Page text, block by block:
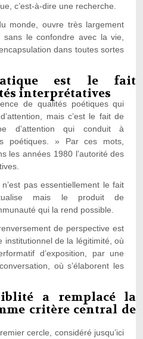
c’est-à-dire une recherche.
monde, ouvre très largement
le confondre avec la vie,
dans toutes sortes
est le fait
interprétatives
de qualités poétiques qui
mais c’est le fait de
d’attention qui conduit à
poétiques. » Par ces mots,
les années 1980 l’autorité des
pas essentiellement le fait
mais le produit de
qui la rend possible.
de perspective est
institutionnel de la légitimité, où
d’exposition, par une
où s’élaborent les
a remplacé la
critère central de
cercle, considéré jusqu’ici